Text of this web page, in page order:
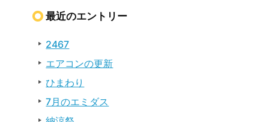
最近のエントリー
2467
エアコンの更新
ひまわり
7月のエミダス